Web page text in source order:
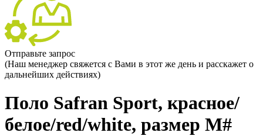
Отправьте запрос
(Наш менеджер свяжется с Вами в этот же день и расскажет о
дальнейших действиях)
Поло Safran Sport, красное/
белое/red/white, размер M#